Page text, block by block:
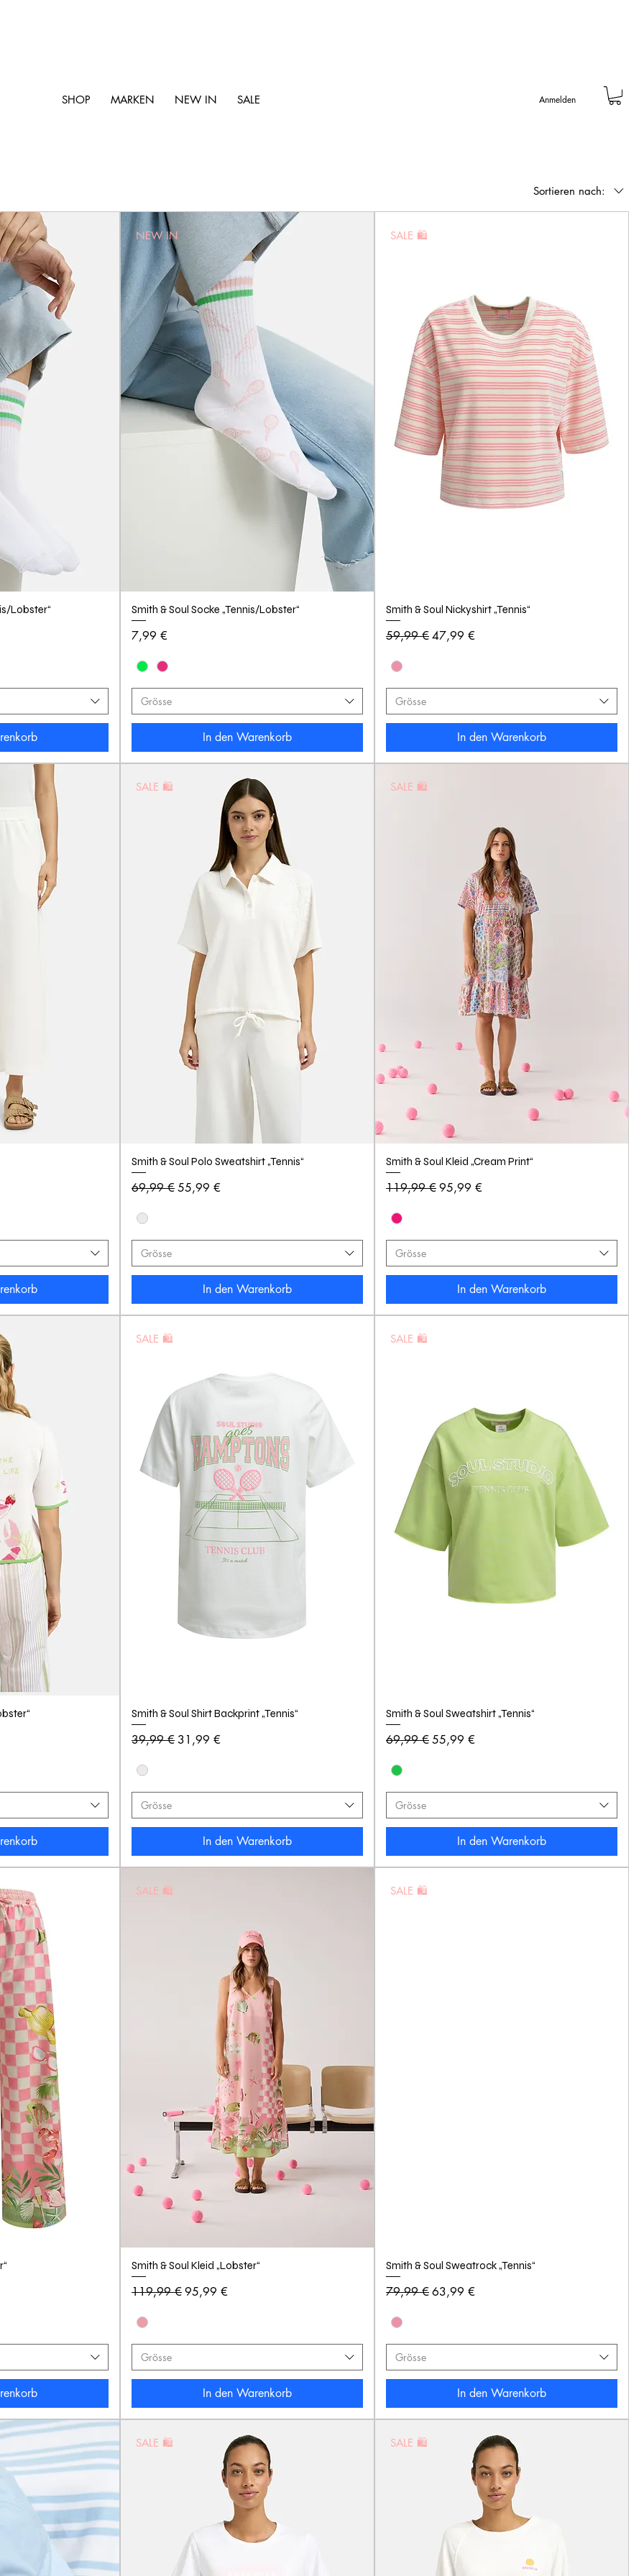
SHOP MARKEN NEW IN SALE Anmelden
Sortieren nach:
Lobster“
NEW IN
Smith & Soul Socke „Tennis/Lobster“
Preis
7,99 €
Grösse
In den Warenkorb
SALE 🛍️
Smith & Soul Nickyshirt „Tennis“
Standardpreis
59,99 €Sale-Preis
47,99 €
Grösse
In den Warenkorb
SALE 🛍️
Smith & Soul Polo Sweatshirt „Tennis“
Standardpreis
69,99 €Sale-Preis
55,99 €
Grösse
In den Warenkorb
SALE 🛍️
Smith & Soul Kleid „Cream Print“
Standardpreis
119,99 €Sale-Preis
95,99 €
Grösse
In den Warenkorb
SALE 🛍️
Smith & Soul Shirt Backprint „Tennis“
Standardpreis
39,99 € Sale-Preis
31,99 €
Grösse
In den Warenkorb
SALE 🛍️
Smith & Soul Sweatshirt „Tennis“
Standardpreis
69,99 €Sale-Preis
55,99 €
Grösse
In den Warenkorb
SALE 🛍️
Smith & Soul Kleid „Lobster“
Standardpreis
119,99 €Sale-Preis
95,99 €
Grösse
In den Warenkorb
SALE 🛍️
Smith & Soul Sweatrock „Tennis“
Standardpreis
79,99 €Sale-Preis
63,99 €
Grösse
In den Warenkorb
SALE 🛍️ SALE 🛍️